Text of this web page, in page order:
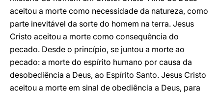
aceitou a morte como necessidade da natureza, como
parte inevitável da sorte do homem na terra. Jesus
Cristo aceitou a morte como consequência do
pecado. Desde o princípio, se juntou a morte ao
pecado: a morte do espírito humano por causa da
desobediência a Deus, ao Espírito Santo. Jesus Cristo
aceitou a morte em sinal de obediência a Deus, para